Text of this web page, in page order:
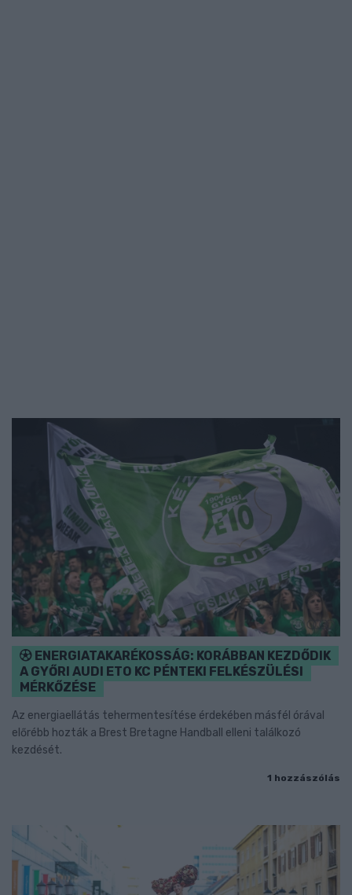
ENERGIATAKARÉKOSSÁG: KORÁBBAN KEZDŐDIK
A GYŐRI AUDI ETO KC PÉNTEKI FELKÉSZÜLÉSI
MÉRKŐZÉSE
Az energiaellátás tehermentesítése érdekében másfél órával
előrébb hozták a Brest Bretagne Handball elleni találkozó
kezdését.
1 hozzászólás